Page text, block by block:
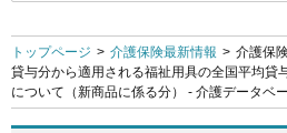
トップページ 介護保険最新情報
介護保
貸与分から適用される福祉用具の全国平均貸
について（新商品に係る分） - 介護データベ